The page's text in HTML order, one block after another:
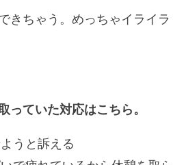
きちゃう。めっちゃイライラ
っていた対応はこちら。
うと訴える